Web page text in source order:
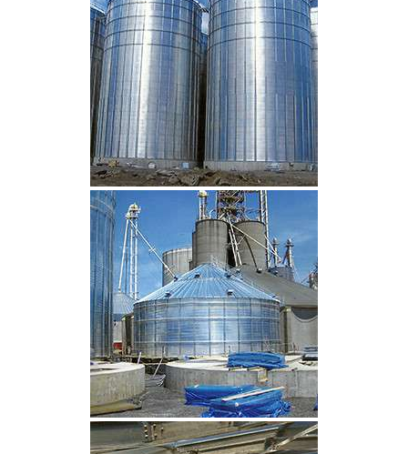
CLIQUEZ POUR AGRANDIR
CLIQUEZ POUR AGRANDIR